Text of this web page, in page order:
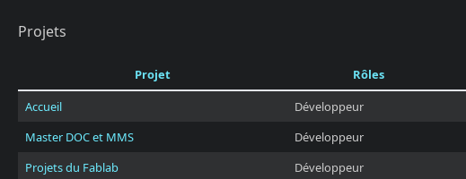
Projets
Projet Rôles
Accueil
Développeur
Master DOC et MMS
Développeur
Projets du Fablab
Développeur